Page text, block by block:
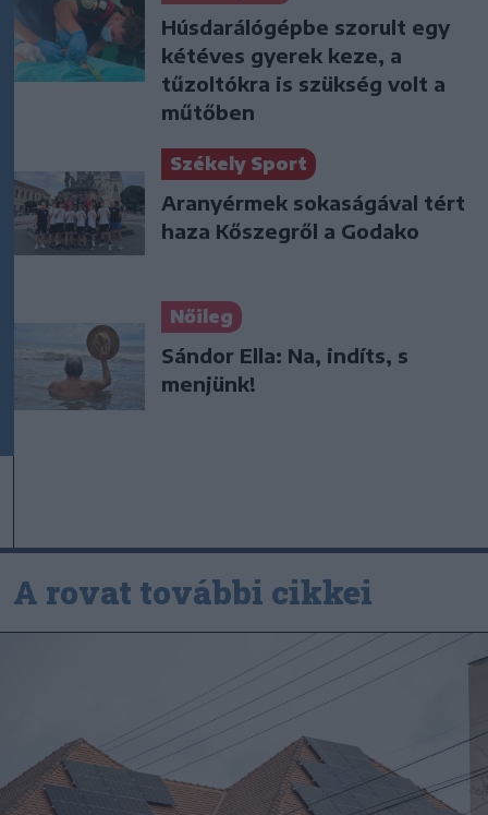
Húsdarálógépbe szorult egy
kétéves gyerek keze, a
tűzoltókra is szükség volt a
műtőben
Székely Sport
Aranyérmek sokaságával tért
haza Kőszegről a Godako
Nőileg
Sándor Ella: Na, indíts, s
menjünk!
A rovat további cikkei